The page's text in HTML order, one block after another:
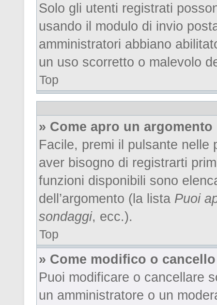
Solo gli utenti registrati
usando il modulo di invio
amministratori abbiano
un uso scorretto o malevolo
Top
» Come apro un
Facile, premi il pulsante nelle
aver bisogno di registrarti
funzioni disponibili sono
dell’argomento (la lista Puoi
sondaggi, ecc.).
Top
» Come modifico o
Puoi modificare o cancellare
un amministratore o un